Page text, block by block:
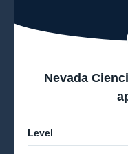
Nevada
Level